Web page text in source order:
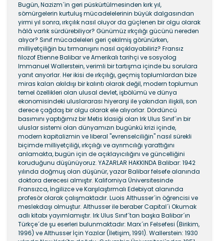
Bugün, Nazizm´in geri püskürtülmesinden kırk yıl,
sömürgelerin kurtuluş mücadelelerinin büyük dalgasından
yirmi yıl sonra, ırkçılık nasıl oluyor da güçlenen bir olgu olarak
hâlâ varlık sürdürebiliyor? Günümüz ırkçılığı gücünü nereden
alıyor? Sınıf mücadeleleri geri çekilmiş görünürken,
milliyetçiliğin bu tırmanışını nasıl açıklayabiliriz? Fransız
filozof Etienne Balibar ve Amerikalı tarihçi ve sosyolog
Immanuel Wallerstein, verimli bir tartışma içinde bu sorulara
yanıt arıyorlar. Her ikisi de ırkçılığı, geçmiş toplumlardan bize
miras kalan akıldışı bir kalıntı olarak değil, modern toplumun
temel özellikleri olan ulusal devlet, işbölümü ve dünya
ekonomisindeki uluslararası hiyerarşi ile yakından ilişkili, son
derece çağdaş bir olgu olarak ele alıyorlar. Dördüncü
basımını yaptığımız bir Metis klasiği olan Irk Ulus Sınıf´ın bir
uluslar sistemi olan dünyamızın bugünkü krizi içinde,
modern kapitalizmin ve liberal "evrenselciliğin" nasıl sürekli
biçimde milliyetçiliği, ırkçılığı ve ayrımcılığı yarattığını
anlamakta, bugün için de açıklayıcılığını ve güncelliğini
koruduğunu düşünüyoruz. YAZARLAR HAKKINDA Balibar: 1942
yılında doğmuş olan düşünür, yazar Balibar felsefe alanında
doktora derecesi almıştır. Kaliforniya Üniversitesinde
Fransızca, İngilizce ve Karşılaştırmalı Edebiyat alanında
profesör olarak çalışmaktadır. Luois Althusser´in öğrencisi ve
meslekdaşı olmuştur. Althusser ile beraber Capital´i Okumak
adlı kitabı yayımlamıştır. Irk Ulus Sınıf´tan başka Balibar´ın
Türkçe´de şu eserleri bulunmaktadır: Marx´ın Felsefesi (Birikim,
1996) ve Althusser İçin Yazılar (İletişim, 1991). Wallerstein: 1930